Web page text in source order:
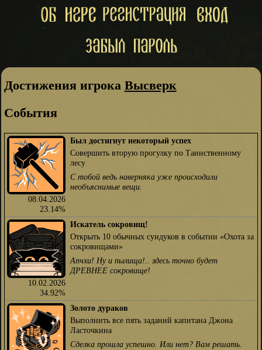
Достижения игрока Высверк
События
08.04.2026
23.14%
Был достигнут некоторый успех
Совершить вторую прогулку по Таинственному
лесу
С тобой ведь наверняка уже происходили
необъяснимые вещи.
10.02.2026
34.92%
Искатель сокровищ!
Открыть 10 обычных сундуков в событии «Охота за
сокровищами»
Апчхи! Ну и пылища!.. здесь точно будет
ДРЕВНЕЕ сокровище!
Золото дураков
Выполнить все пять заданий капитана Джона
Ласточкина
Сделка прошла успешно. Или нет? Вам решать.